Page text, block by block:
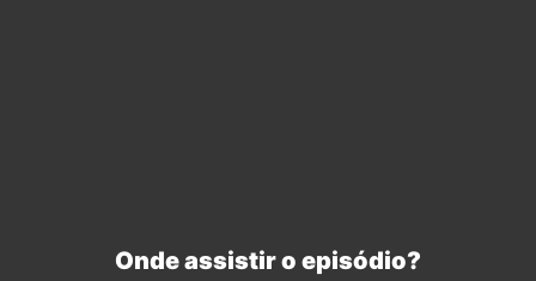
Onde assistir o episódio?